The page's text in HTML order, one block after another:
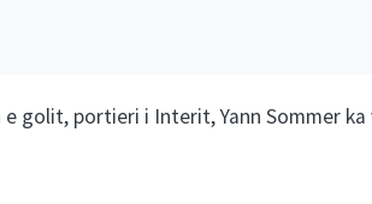
e golit, portieri i Interit, Yann Sommer